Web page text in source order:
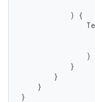
)
{
)
}
}
}
}